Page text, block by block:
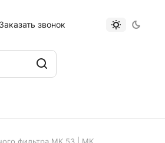
Заказать звонок